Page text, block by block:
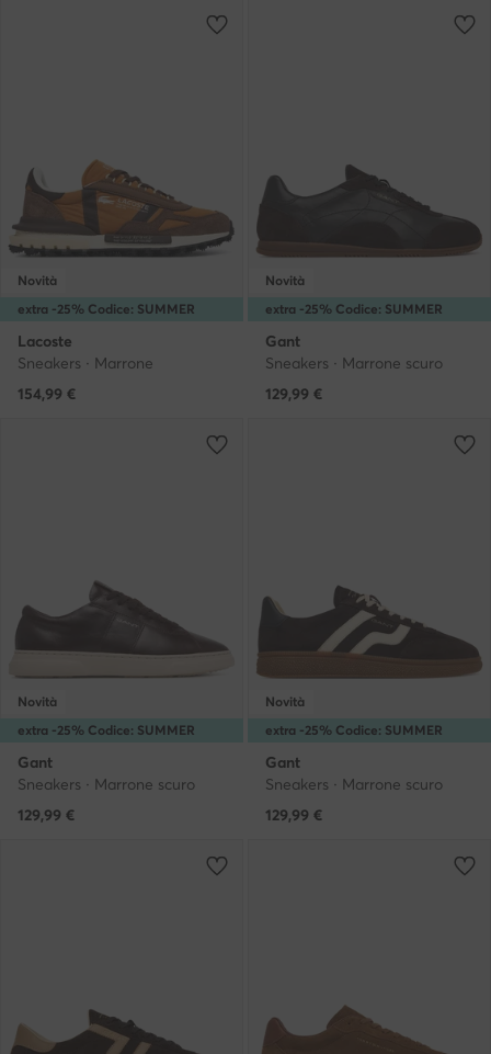
extra -25% Codice: SUMMER
Novità
Lacoste
Sneakers · Marrone
154,99 €
extra -25% Codice: SUMMER
Novità
Gant
Sneakers · Marrone scuro
129,99 €
extra -25% Codice: SUMMER
Novità
Gant
Sneakers · Marrone scuro
129,99 €
extra -25% Codice: SUMMER
Novità
Gant
Sneakers · Marrone scuro
129,99 €